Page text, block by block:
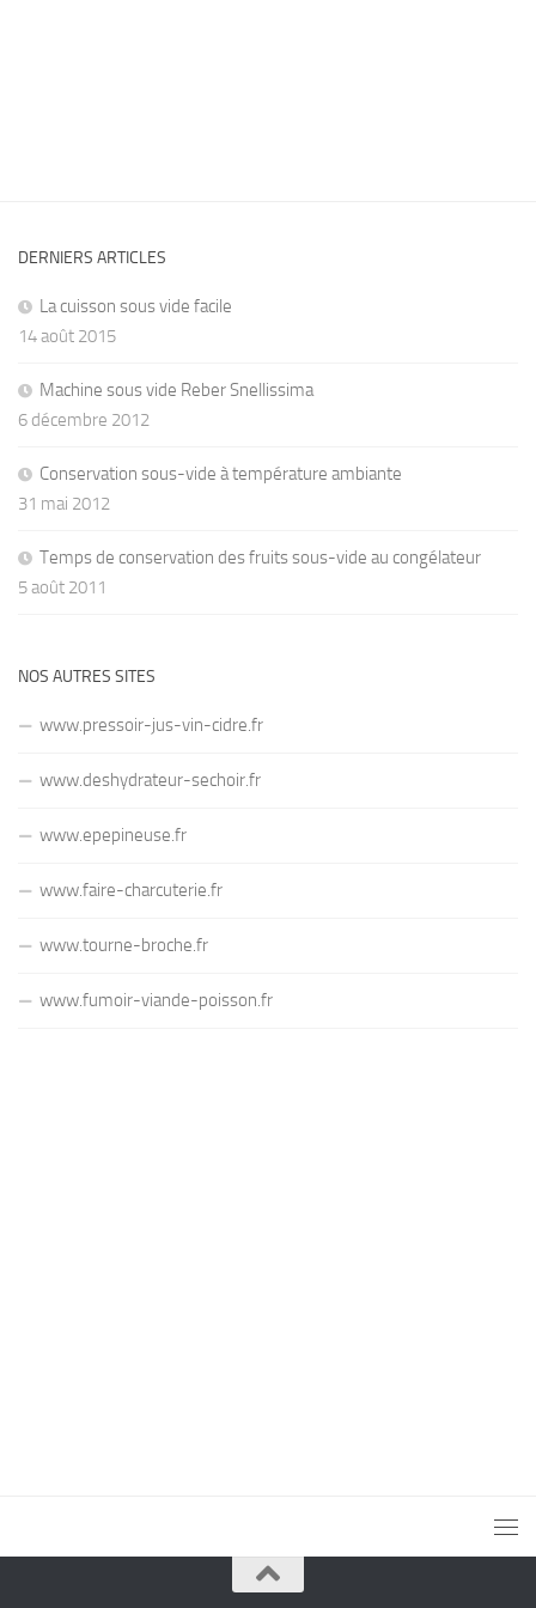
DERNIERS ARTICLES
La cuisson sous vide facile
14 août 2015
Machine sous vide Reber Snellissima
6 décembre 2012
Conservation sous-vide à température ambiante
31 mai 2012
Temps de conservation des fruits sous-vide au congélateur
5 août 2011
NOS AUTRES SITES
www.pressoir-jus-vin-cidre.fr
www.deshydrateur-sechoir.fr
www.epepineuse.fr
www.faire-charcuterie.fr
www.tourne-broche.fr
www.fumoir-viande-poisson.fr